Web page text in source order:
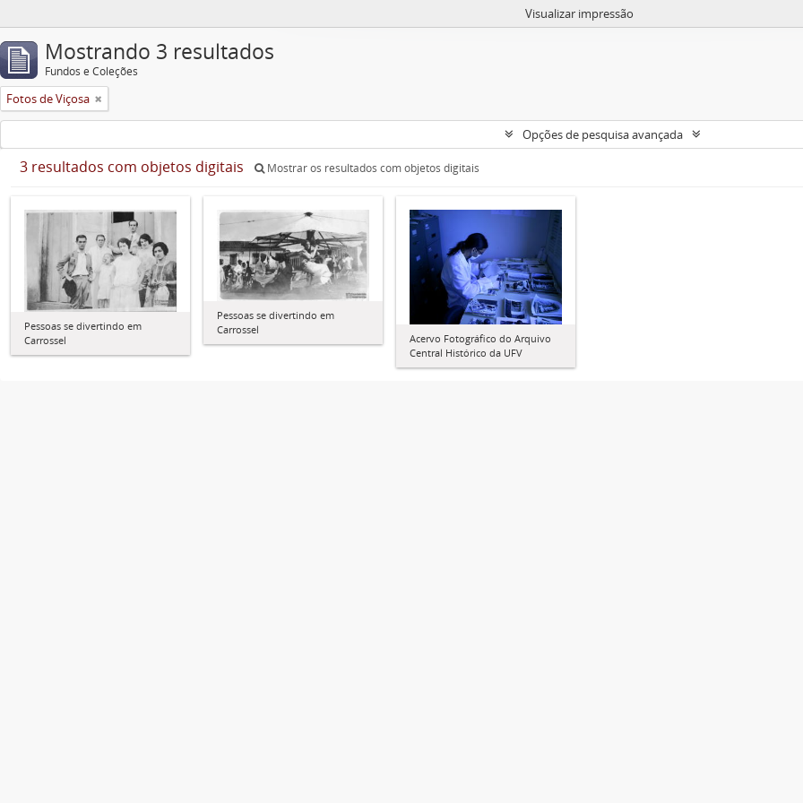
Visualizar impressão
Mostrando 3 resultados
Fundos e Coleções
Fotos de Viçosa
Opções de pesquisa avançada
3 resultados com objetos digitais Mostrar os resultados com objetos digitais
Pessoas se divertindo em
Carrossel
Pessoas se divertindo em
Carrossel
Acervo Fotográfico do Arquivo
Central Histórico da UFV